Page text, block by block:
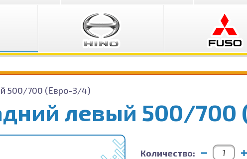
500/700 (Евро-3/4)
левый 500/700
Количество: